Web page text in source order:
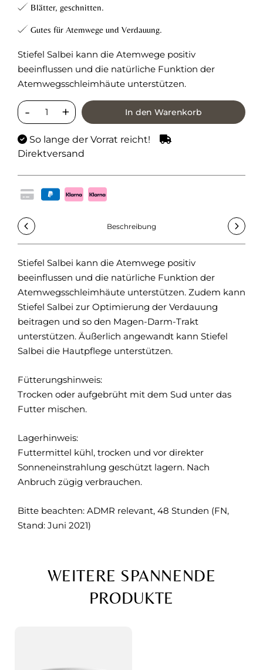
Blätter, geschnitten.
Gutes für Atemwege und Verdauung.
Stiefel Salbei kann die Atemwege positiv
beeinflussen und die natürliche Funktion der
Atemwegsschleimhäute unterstützen.
In den Warenkorb
So lange der Vorrat reicht!
Direktversand
Beschreibung
Stiefel Salbei kann die Atemwege positiv
beeinflussen und die natürliche Funktion der
Atemwegsschleimhäute unterstützen. Zudem kann
Stiefel Salbei zur Optimierung der Verdauung
beitragen und so den Magen-Darm-Trakt
unterstützen. Äußerlich angewandt kann Stiefel
Salbei die Hautpflege unterstützen.
Fütterungshinweis:
Trocken oder aufgebrüht mit dem Sud unter das
Futter mischen.
Lagerhinweis:
Futtermittel kühl, trocken und vor direkter
Sonneneinstrahlung geschützt lagern. Nach
Anbruch zügig verbrauchen.
Bitte beachten: ADMR relevant, 48 Stunden (FN,
Stand: Juni 2021)
WEITERE SPANNENDE
PRODUKTE